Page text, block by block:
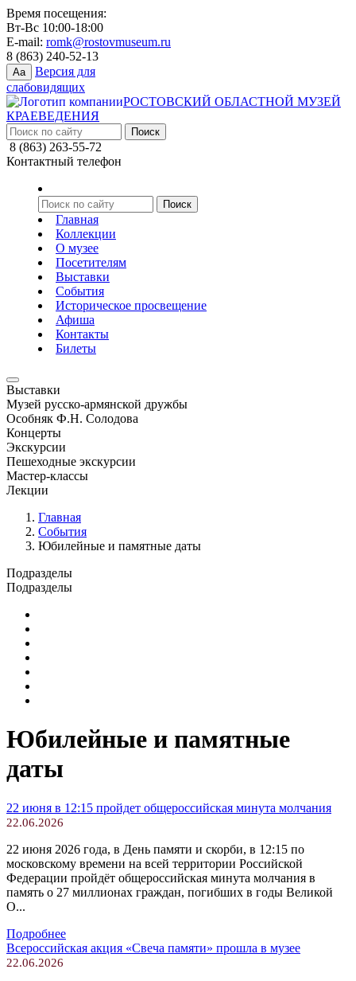
Время посещения:
Вт-Вс 10:00-18:00
E-mail: romk@rostovmuseum.ru
8 (863) 240-52-13
Aa
Версия для
слабовидящих
РОСТОВСКИЙ ОБЛАСТНОЙ МУЗЕЙ
КРАЕВЕДЕНИЯ
8 (863) 263-55-72
Контактный телефон
Главная
Коллекции
О музее
Посетителям
Выставки
События
Историческое просвещение
Афиша
Контакты
Билеты
Выставки
Музей русско-армянской дружбы
Особняк Ф.Н. Солодова
Концерты
Экскурсии
Пешеходные экскурсии
Мастер-классы
Лекции
Главная
События
Юбилейные и памятные даты
Подразделы
Подразделы
Юбилейные и памятные
даты
22 июня в 12:15 пройдет общероссийская минута молчания
22.06.2026
22 июня 2026 года, в День памяти и скорби, в 12:15 по
московскому времени на всей территории Российской
Федерации пройдёт общероссийская минута молчания в
память о 27 миллионах граждан, погибших в годы Великой
О...
Подробнее
Всероссийская акция «Свеча памяти» прошла в музее
22.06.2026